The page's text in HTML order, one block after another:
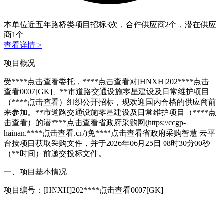
本单位近五年路桥类项目招标3次，合作供应商2个，潜在供应
商1个
查看详情 >
项目概况
受****点击查看委托，****点击查看对[HNXH]202****点击
查看0007[GK]、**市道路交通设施零星建设及日常维护项目
（****点击查看）组织公开招标，现欢迎国内合格的供应商前
来参加。**市道路交通设施零星建设及日常维护项目（****点
击查看）的潜****点击查看省政府采购网(https://ccgp-
hainan.****点击查看.cn/)免****点击查看省政府采购智慧 云平
台按项目获取采购文件，并于2026年06月25日 08时30分00秒
（**时间）前递交投标文件。
一、项目基本情况
项目编号：[HNXH]202****点击查看0007[GK]